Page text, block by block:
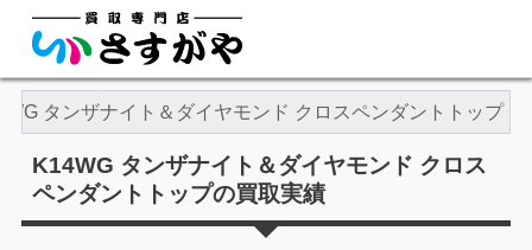
タンザナイト＆ダイヤモンド クロスペンダントトップ
K14WG タンザナイト＆ダイヤモンド クロス
ペンダントトップの買取実績